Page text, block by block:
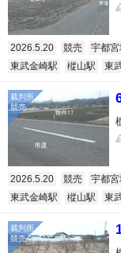
2026.5.20 競売 宇都
東武金崎駅
樅山駅 東
2026.5.20 競売 宇都
東武金崎駅
樅山駅 東